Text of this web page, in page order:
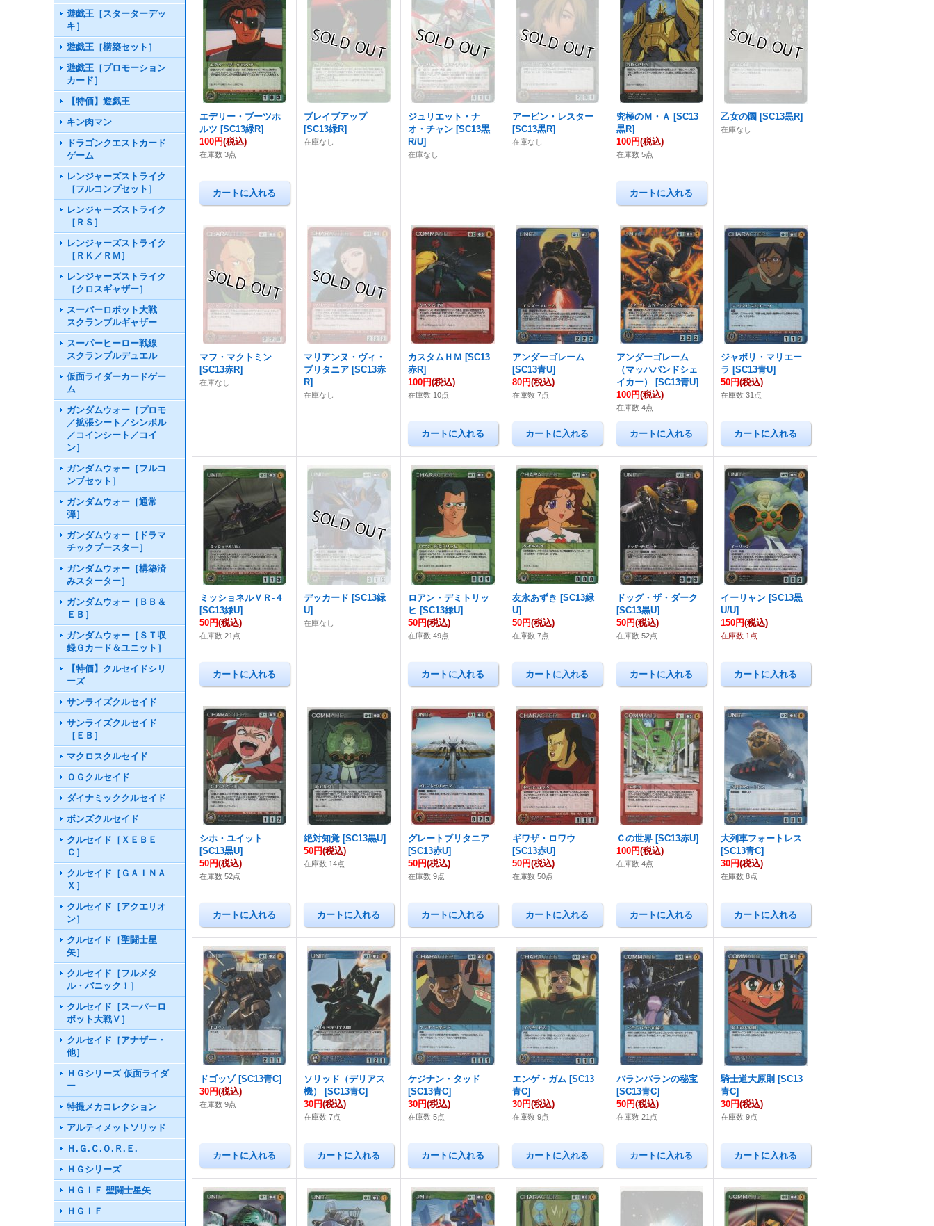
遊戯王［スターターデッ
キ］
遊戯王［構築セット］
遊戯王［プロモーション
カード］
【特価】遊戯王
キン肉マン
ドラゴンクエストカード
ゲーム
レンジャーズストライク
［フルコンプセット］
レンジャーズストライク
［ＲＳ］
レンジャーズストライク
［ＲＫ／ＲＭ］
レンジャーズストライク
［クロスギャザー］
スーパーロボット大戦
スクランブルギャザー
スーパーヒーロー戦線
スクランブルデュエル
仮面ライダーカードゲー
ム
ガンダムウォー［プロモ
／拡張シート／シンボル
／コインシート／コイ
ン］
ガンダムウォー［フルコ
ンプセット］
ガンダムウォー［通常
弾］
ガンダムウォー［ドラマ
チックブースター］
ガンダムウォー［構築済
みスターター］
ガンダムウォー［ＢＢ＆
ＥＢ］
ガンダムウォー［ＳＴ収
録Ｇカード＆ユニット］
【特価】クルセイドシリ
ーズ
サンライズクルセイド
サンライズクルセイド
［ＥＢ］
マクロスクルセイド
ＯＧクルセイド
ダイナミッククルセイド
ボンズクルセイド
クルセイド［ＸＥＢＥ
Ｃ］
クルセイド［ＧＡＩＮＡ
Ｘ］
クルセイド［アクエリオ
ン］
クルセイド［聖闘士星
矢］
クルセイド［フルメタ
ル・パニック！］
クルセイド［スーパーロ
ボット大戦Ｖ］
クルセイド［アナザー・
他］
ＨＧシリーズ 仮面ライダ
ー
特撮メカコレクション
アルティメットソリッド
Ｈ.Ｇ.Ｃ.Ｏ.Ｒ.Ｅ.
ＨＧシリーズ
ＨＧＩＦ 聖闘士星矢
ＨＧＩＦ
エデリー・ブーツホ
ルツ [SC13緑R]
100円(税込)
在庫数 3点
ブレイブアップ
[SC13緑R]
在庫なし
ジュリエット・ナ
オ・チャン [SC13黒
R/U]
在庫なし
アービン・レスター
[SC13黒R]
在庫なし
究極のＭ・Ａ [SC13
黒R]
100円(税込)
在庫数 5点
乙女の園 [SC13黒R]
在庫なし
マフ・マクトミン
[SC13赤R]
在庫なし
マリアンヌ・ヴィ・
ブリタニア [SC13赤
R]
在庫なし
カスタムＨＭ [SC13
赤R]
100円(税込)
在庫数 10点
アンダーゴレーム
[SC13青U]
80円(税込)
在庫数 7点
アンダーゴレーム
（マッハバンドシェ
イカー）
[SC13青U]
100円(税込)
在庫数 4点
ジャボリ・マリエー
ラ [SC13青U]
50円(税込)
在庫数 31点
ミッショネルＶＲ-４
[SC13緑U]
50円(税込)
在庫数 21点
デッカード [SC13緑
U]
在庫なし
ロアン・デミトリッ
ヒ [SC13緑U]
50円(税込)
在庫数 49点
友永あずき [SC13緑
U]
50円(税込)
在庫数 7点
ドッグ・ザ・ダーク
[SC13黒U]
50円(税込)
在庫数 52点
イーリャン [SC13黒
U/U]
150円(税込)
在庫数 1点
シホ・ユイット
[SC13黒U]
50円(税込)
在庫数 52点
絶対知覚 [SC13黒U]
50円(税込)
在庫数 14点
グレートブリタニア
[SC13赤U]
50円(税込)
在庫数 9点
ギワザ・ロワウ
[SC13赤U]
50円(税込)
在庫数 50点
Ｃの世界 [SC13赤U]
100円(税込)
在庫数 4点
大列車フォートレス
[SC13青C]
30円(税込)
在庫数 8点
ドゴッゾ [SC13青C]
30円(税込)
在庫数 9点
ソリッド（デリアス
機）
[SC13青C]
30円(税込)
在庫数 7点
ケジナン・タッド
[SC13青C]
30円(税込)
在庫数 5点
エンゲ・ガム [SC13
青C]
30円(税込)
在庫数 9点
バランバランの秘宝
[SC13青C]
50円(税込)
在庫数 21点
騎士道大原則 [SC13
青C]
30円(税込)
在庫数 9点